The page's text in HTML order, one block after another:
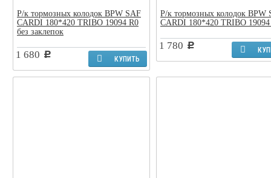
Р/к тормозных колодок BPW SAF
CARDI 180*420 TRIBO 19094 R0
без заклепок
1 680 c
КУПИТЬ
Р/к тормозных колодок BPW
CARDI 180*420 TRIBO 19094
1 780 c